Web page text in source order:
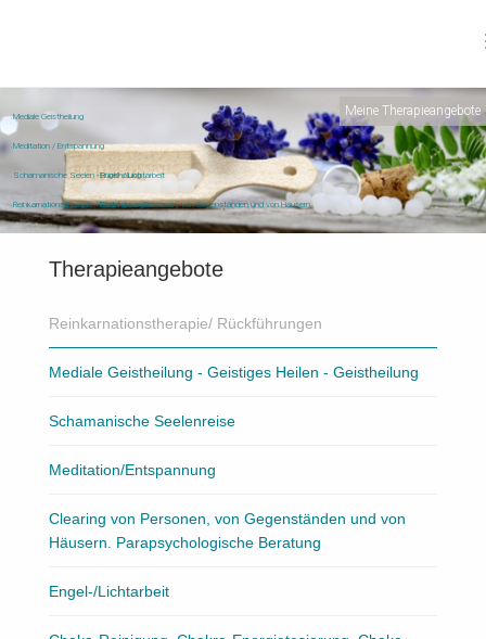
Meine Therapieangebote
Mediale Geistheilung
Meditation / Entspannung
Schamanische Seelen - Rückholung
Reinkarnationstherapie / Rückführungen
Engel- / Lichtarbeit
Clearing von Personen, von Gegenständen und von Häusern
Therapieangebote
Reinkarnationstherapie/ Rückführungen
Mediale Geistheilung - Geistiges Heilen - Geistheilung
Schamanische Seelenreise
Meditation/Entspannung
Clearing von Personen, von Gegenständen und von
Häusern. Parapsychologische Beratung
Engel-/Lichtarbeit